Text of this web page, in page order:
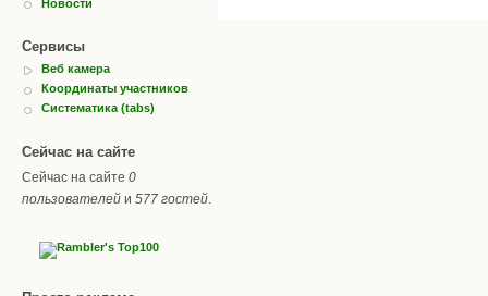
Новости
Сервисы
Веб камера
Координаты участников
Систематика (tabs)
Сейчас на сайте
Сейчас на сайте 0
пользователей и 577 гостей